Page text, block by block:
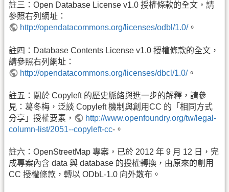
註三：Open Database License v1.0 授權條款的全文，請
參照右列網址：
http://opendatacommons.org/licenses/odbl/1.0/。
註四：Database Contents License v1.0 授權條款的全文，
請參照右列網址：
http://opendatacommons.org/licenses/dbcl/1.0/。
註五：關於 Copyleft 的歷史脈絡與進一步的解釋，請參
見：葛冬梅，泛談 Copyleft 機制與創用CC 的「相同方式
分享」授權要素，
http://www.openfoundry.org/tw/legal-
column-list/2051--copyleft-cc-。
註六：OpenStreetMap 專案，已於 2012 年 9 月 12 日，完
成專案內含 data 與 database 的授權轉換，由原來的創用
CC 授權條款，轉以 ODbL-1.0 向外散布。